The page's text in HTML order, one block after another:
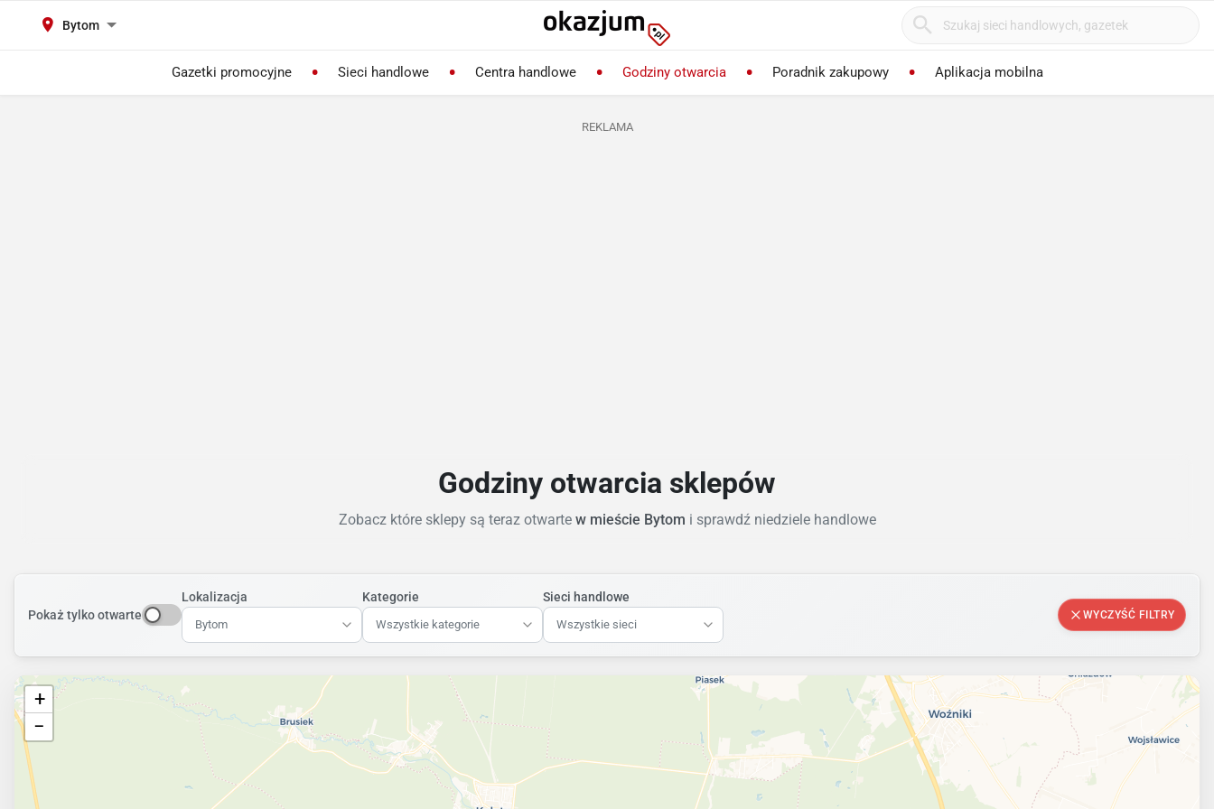
Bytom
Gazetki promocyjne Sieci handlowe Centra handlowe Godziny otwarcia Poradnik zakupowy Aplikacja mobilna
REKLAMA
Godziny otwarcia sklepów
Zobacz które sklepy są teraz otwartew mieście Bytom i sprawdź niedziele handlowe
Pokaż tylko otwarte
Lokalizacja
Bytom
Kategorie
Wszystkie kategorie
Sieci handlowe
Wszystkie sieci
WYCZYŚĆ FILTRY
+
−